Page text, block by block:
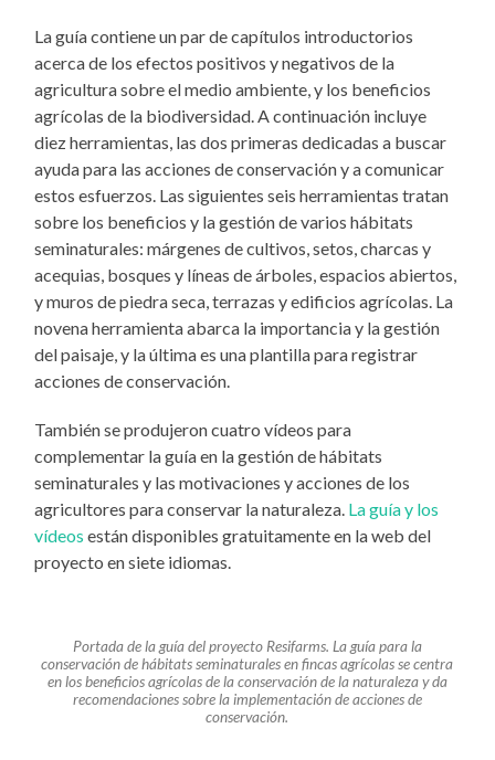
La guía contiene un par de capítulos introductorios
acerca de los efectos positivos y negativos de la
agricultura sobre el medio ambiente, y los beneficios
agrícolas de la biodiversidad. A continuación incluye
diez herramientas, las dos primeras dedicadas a buscar
ayuda para las acciones de conservación y a comunicar
estos esfuerzos. Las siguientes seis herramientas tratan
sobre los beneficios y la gestión de varios hábitats
seminaturales: márgenes de cultivos, setos, charcas y
acequias, bosques y líneas de árboles, espacios abiertos,
y muros de piedra seca, terrazas y edificios agrícolas. La
novena herramienta abarca la importancia y la gestión
del paisaje, y la última es una plantilla para registrar
acciones de conservación.
También se produjeron cuatro vídeos para
complementar la guía en la gestión de hábitats
seminaturales y las motivaciones y acciones de los
agricultores para conservar la naturaleza. La guía y los
vídeos están disponibles gratuitamente en la web del
proyecto en siete idiomas.
Portada de la guía del proyecto Resifarms. La guía para la
conservación de hábitats seminaturales en fincas agrícolas se centra
en los beneficios agrícolas de la conservación de la naturaleza y da
recomendaciones sobre la implementación de acciones de
conservación.